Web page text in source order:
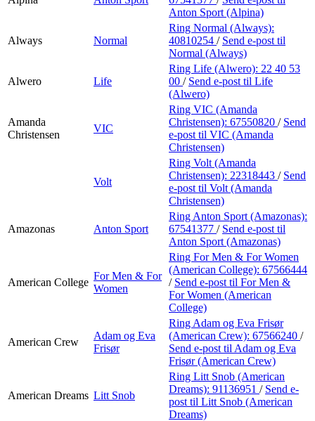
Anton Sport (Alpina)
Always Normal
Ring Normal (Always):
40810254 / Send e-post til
Normal (Always)
Alwero Life
Ring Life (Alwero): 22 40 53
00 / Send e-post til Life
(Alwero)
Amanda
Christensen
VIC
Ring VIC (Amanda
Christensen): 67550820 / Send
e-post til VIC (Amanda
Christensen)
Volt
Ring Volt (Amanda
Christensen): 22318443 / Send
e-post til Volt (Amanda
Christensen)
Amazonas Anton Sport
Ring Anton Sport (Amazonas):
67541377 / Send e-post til
Anton Sport (Amazonas)
American College
For Men & For
Women
Ring For Men & For Women
(American College): 67566444
/ Send e-post til For Men &
For Women (American
College)
American Crew
Adam og Eva
Frisør
Ring Adam og Eva Frisør
(American Crew): 67566240 /
Send e-post til Adam og Eva
Frisør (American Crew)
American Dreams Litt Snob
Ring Litt Snob (American
Dreams): 91136951 / Send e-
post til Litt Snob (American
Dreams)